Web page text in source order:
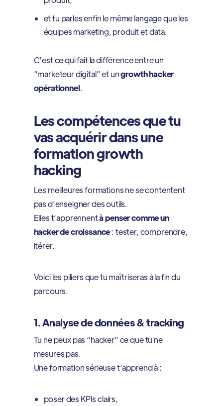
et tu parles enfin le même langage que les
équipes marketing, produit et data.
C’est ce qui fait la différence entre un
“marketeur digital” et ungrowth hacker
opérationnel.
Les compétences que tu
vas acquérir dans une
formation growth
hacking
Les meilleures formations ne se contentent
pas d’enseigner des outils.
Elles t’apprennentà penser comme un
hacker de croissance: tester, comprendre,
itérer.
Voici les piliers que tu maîtriseras à la fin du
parcours.
1. Analyse de données & tracking
Tu ne peux pas “hacker” ce que tu ne
mesures pas.
Une formation sérieuse t’apprend à :
poser des KPIs clairs,